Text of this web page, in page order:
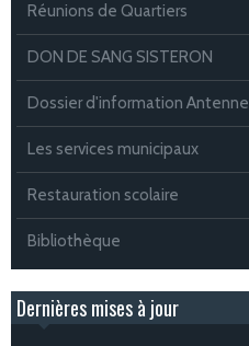
Réunions de Quartiers
DON DE SANG SISTERON
Dossier d'information Antenne
Les services municipaux
Restauration scolaire
Bibliothèque
Dernières mises à jour